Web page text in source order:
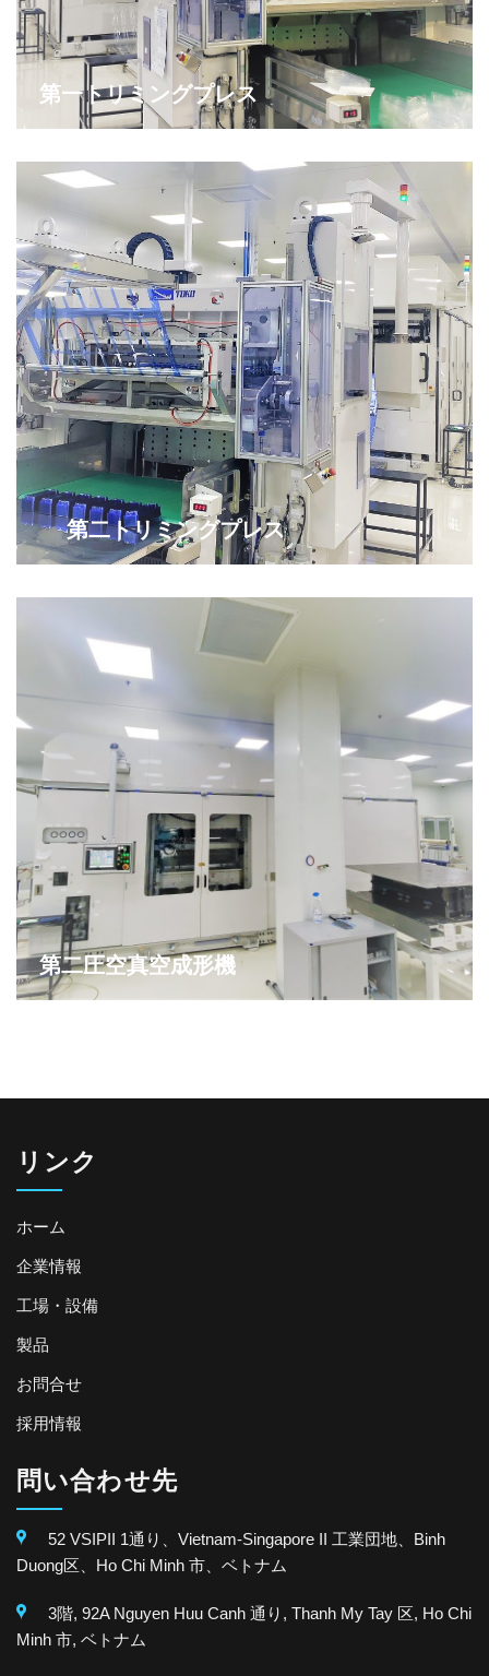
第一トリミングプレス
第二トリミングプレス
第二圧空真空成形機
リンク
ホーム
企業情報
工場・設備
製品
お問合せ
採用情報
問い合わせ先
52 VSIPII 1通り、Vietnam-Singapore II 工業団地、Binh
Duong区、Ho Chi Minh 市、ベトナム
3階, 92A Nguyen Huu Canh 通り, Thanh My Tay 区, Ho Chi
Minh 市, ベトナム